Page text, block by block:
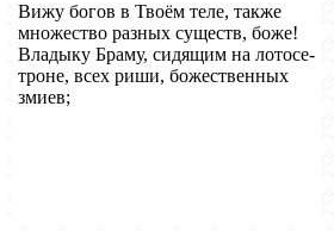
Вижу богов в Твоём теле, также
множество разных существ, боже!
Владыку Браму, сидящим на лотосе-
троне, всех риши, божественных
змиев;